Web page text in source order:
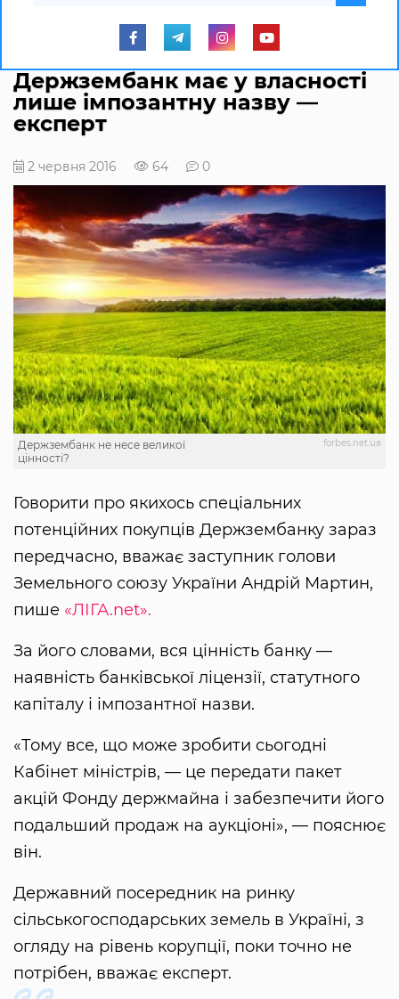
Держзембанк має у власності
лише імпозантну назву —
експерт
2 червня 2016 64 0
forbes.net.ua
Держзембанк не несе великої
цінності?
Говорити про якихось спеціальних
потенційних покупців Держзембанку зараз
передчасно, вважає заступник голови
Земельного союзу України Андрій Мартин,
пише «ЛІГА.net».
За його словами, вся цінність банку —
наявність банківської ліцензії, статутного
капіталу і імпозантної назви.
«Тому все, що може зробити сьогодні
Кабінет міністрів, — це передати пакет
акцій Фонду держмайна і забезпечити його
подальший продаж на аукціоні», — пояснює
він.
Державний посередник на ринку
сільськогосподарських земель в Україні, з
огляду на рівень корупції, поки точно не
потрібен, вважає експерт.